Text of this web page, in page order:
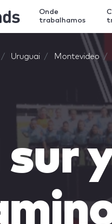
Onde
trabalhamos
Uruguai Montevideo
sur